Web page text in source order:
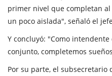
primer nivel que completan
un poco aislada", señaló el
Y concluyó: "Como
conjunto, completemos
Por su parte, el subsecretario